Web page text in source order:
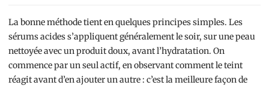
La bonne méthode tient en quelques principes simples. Les
sérums acides s’appliquent généralement le soir, sur une peau
nettoyée avec un produit doux, avant l’hydratation. On
commence par un seul actif, en observant comment le teint
réagit avant d’en ajouter un autre : c’est la meilleure façon de